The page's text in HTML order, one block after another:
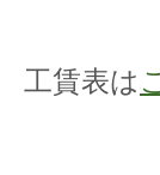
工賃表は